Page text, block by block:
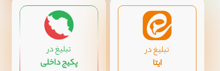
تبلیغ در
پکیج داخلی
تبلیغ در
ایتا